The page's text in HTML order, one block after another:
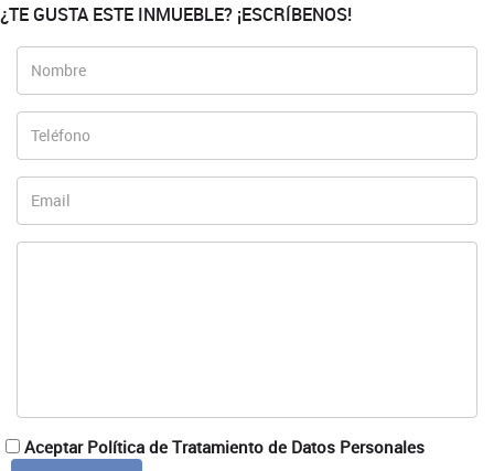
¿TE GUSTA ESTE INMUEBLE? ¡ESCRÍBENOS!
Aceptar Política de Tratamiento de Datos Personales